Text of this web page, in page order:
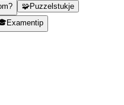
🧩Puzzelstukje
Examentip